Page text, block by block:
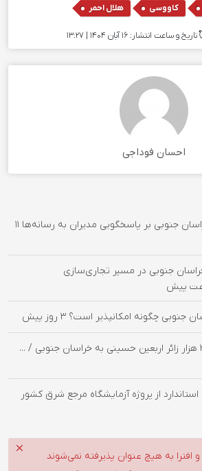
, کاووسی , هلال احمر
تاریخ و ساعت انتشار: ۱۶ آبان ۱۴۰۴ | 13:27
احسان فوداجی
جنوبی بر پاسخگویی مدیران به رسانه‌ها 11
جنوبی در مسیر تجاری‌سازی
جنوبی چگونه امکانپذیر است؟ 3 روز پیش
از پروژه آزمایشگاه مرجع شرق کشور
به هیچ عنوان پذیرفته نمی‌شوند